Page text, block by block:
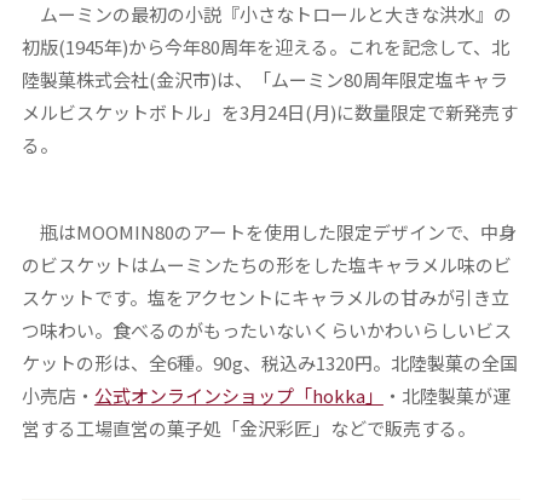
ムーミンの最初の小説『小さなトロールと大きな洪水』の
初版(1945年)から今年80周年を迎える。これを記念して、北
陸製菓株式会社(金沢市)は、「ムーミン80周年限定塩キャラ
メルビスケットボトル」を3月24日(月)に数量限定で新発売す
る。
瓶はMOOMIN80のアートを使用した限定デザインで、中身
のビスケットはムーミンたちの形をした塩キャラメル味のビ
スケットです。塩をアクセントにキャラメルの甘みが引き立
つ味わい。食べるのがもったいないくらいかわいらしいビス
ケットの形は、全6種。90g、税込み1320円。北陸製菓の全国
小売店・ 公式オンラインショップ「hokka」
・北陸製菓が運
営する工場直営の菓子処「金沢彩匠」などで販売する。